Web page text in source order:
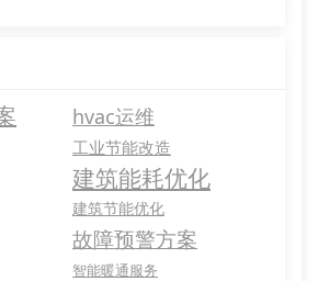
hvac运维
工业节能改造
建筑能耗优化
建筑节能优化
故障预警方案
智能暖通服务